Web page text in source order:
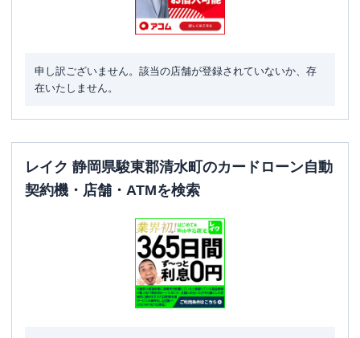
申し訳ございません。該当の店舗が登録されていないか、存
在いたしません。
レイク 静岡県駿東郡清水町のカードローン自動
契約機・店舗・ATMを検索